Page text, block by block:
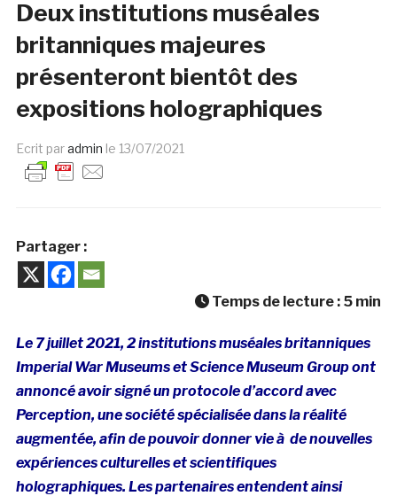
Deux institutions muséales
britanniques majeures
présenteront bientôt des
expositions holographiques
Ecrit paradmin le 13/07/2021
Partager :
Temps de lecture : 5 min
Le 7 juillet 2021, 2 institutions muséales britanniques
Imperial War Museums et Science Museum Group ont
annoncé avoir signé un protocole d’accord avec
Perception, une société spécialisée dans la réalité
augmentée, afin de pouvoir donner vie à de nouvelles
expériences culturelles et scientifiques
holographiques. Les partenaires entendent ainsi